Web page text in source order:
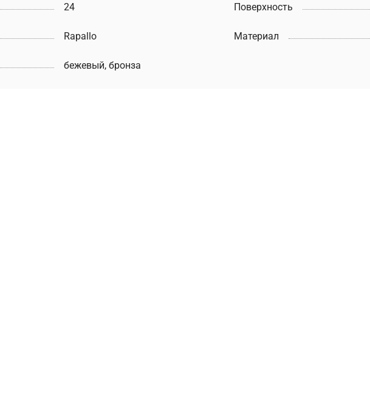
24 Поверхность
Rapallo Материал
бежевый, бронза